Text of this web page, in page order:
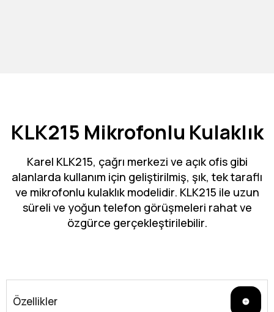
KLK215 Mikrofonlu Kulaklık
Karel KLK215, çağrı merkezi ve açık ofis gibi
alanlarda kullanım için geliştirilmiş, şık, tek taraflı
ve mikrofonlu kulaklık modelidir. KLK215 ile uzun
süreli ve yoğun telefon görüşmeleri rahat ve
özgürce gerçekleştirilebilir.
Özellikler